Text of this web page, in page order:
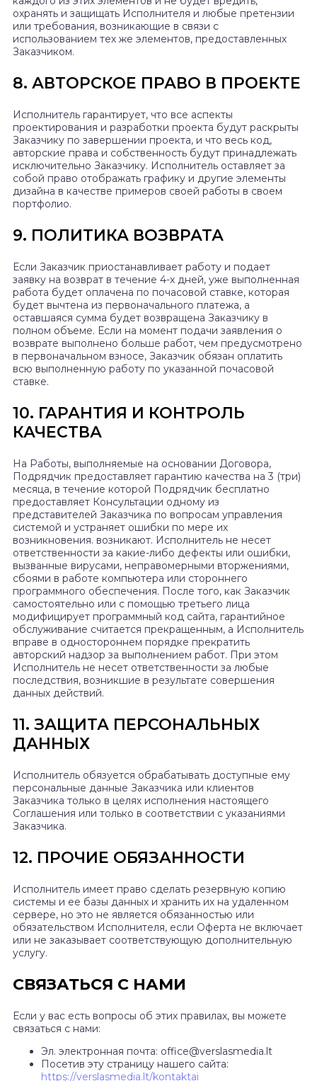
охранять и защищать Исполнителя и любые претензии
или требования, возникающие в связи с
использованием тех же элементов, предоставленных
Заказчиком.
8. АВТОРСКОЕ ПРАВО В ПРОЕКТЕ
Исполнитель гарантирует, что все аспекты
проектирования и разработки проекта будут раскрыты
Заказчику по завершении проекта, и что весь код,
авторские права и собственность будут принадлежать
исключительно Заказчику. Исполнитель оставляет за
собой право отображать графику и другие элементы
дизайна в качестве примеров своей работы в своем
портфолио.
9. ПОЛИТИКА ВОЗВРАТА
Если Заказчик приостанавливает работу и подает
заявку на возврат в течение 4-х дней, уже выполненная
работа будет оплачена по почасовой ставке, которая
будет вычтена из первоначального платежа, а
оставшаяся сумма будет возвращена Заказчику в
полном объеме. Если на момент подачи заявления о
возврате выполнено больше работ, чем предусмотрено
в первоначальном взносе, Заказчик обязан оплатить
всю выполненную работу по указанной почасовой
ставке.
10. ГАРАНТИЯ И КОНТРОЛЬ
КАЧЕСТВА
На Работы, выполняемые на основании Договора,
Подрядчик предоставляет гарантию качества на 3 (три)
месяца, в течение которой Подрядчик бесплатно
предоставляет Консультации одному из
представителей Заказчика по вопросам управления
системой и устраняет ошибки по мере их
возникновения. возникают. Исполнитель не несет
ответственности за какие-либо дефекты или ошибки,
вызванные вирусами, неправомерными вторжениями,
сбоями в работе компьютера или стороннего
программного обеспечения. После того, как Заказчик
самостоятельно или с помощью третьего лица
модифицирует программный код сайта, гарантийное
обслуживание считается прекращенным, а Исполнитель
вправе в одностороннем порядке прекратить
авторский надзор за выполнением работ. При этом
Исполнитель не несет ответственности за любые
последствия, возникшие в результате совершения
данных действий.
11. ЗАЩИТА ПЕРСОНАЛЬНЫХ
ДАННЫХ
Исполнитель обязуется обрабатывать доступные ему
персональные данные Заказчика или клиентов
Заказчика только в целях исполнения настоящего
Соглашения или только в соответствии с указаниями
Заказчика.
12. ПРОЧИЕ ОБЯЗАННОСТИ
Исполнитель имеет право сделать резервную копию
системы и ее базы данных и хранить их на удаленном
сервере, но это не является обязанностью или
обязательством Исполнителя, если Оферта не включает
или не заказывает соответствующую дополнительную
услугу.
СВЯЗАТЬСЯ С НАМИ
Если у вас есть вопросы об этих правилах, вы можете
связаться с нами:
Эл. электронная почта: office@verslasmedia.lt
Посетив эту страницу нашего сайта:
https://verslasmedia.lt/kontaktai